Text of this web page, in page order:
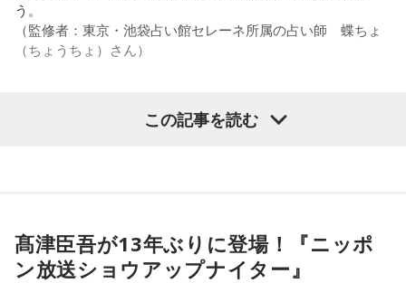
2．身分証……本性は「したたかな悪魔」
身分証は「あなた自身の存在」を暗示しています。あなたは
窮地に立たされると、何よりまず自分を守り抜く、利己的な
の武器にもなるでしょう。
もしれません。勢いが吉と出ることも多いですが、一呼吸置
いて考える癖もつけてみて。
う。
（監修者：東京・池袋占い館セレーネ所属の占い師 蝶ちょ
（ちょうちょ）さん）
ふと見ると、あなたは無我夢中で、あるものを握りしめてい
ました。
それは何でしたか？次の中から近いものを1つ選んでくださ
この記事を読む
髙津臣吾が13年ぶりに登場！『ニッポ
ン放送ショウアップナイター』